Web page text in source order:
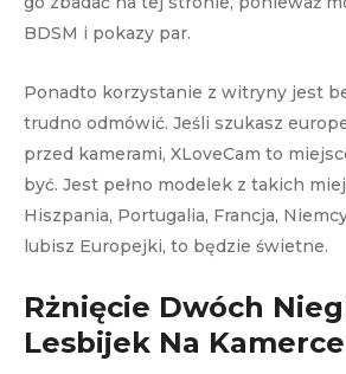
BDSM i pokazy par.
Ponadto korzystanie z witryny jest
trudno odmówić. Jeśli szukasz
przed kamerami, XLoveCam to
być. Jest pełno modelek z takich
Hiszpania, Portugalia, Francja,
lubisz Europejki, to będzie świetne.
Rżnięcie Dwóch
Lesbijek Na Kamerce